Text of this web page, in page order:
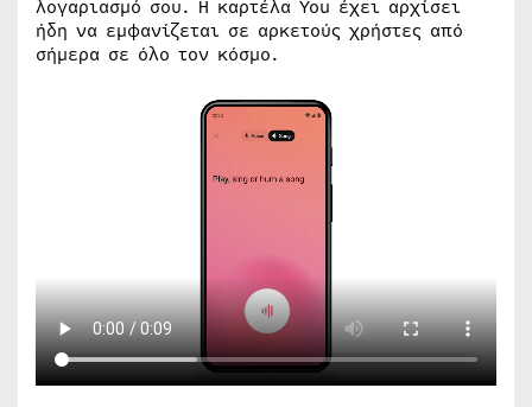
λογαριασμό σου. Η καρτέλα You έχει αρχίσει
ήδη να εμφανίζεται σε αρκετούς χρήστες από
σήμερα σε όλο τον κόσμο.